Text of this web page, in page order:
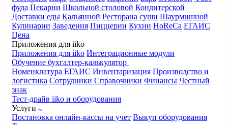
фуда Пекарни Школьной столовой Кондитерской
Доставки еды Кальянной Ресторана суши Шаурмишной
Кулинарии Заведения Пиццерии Кухни HoReCa ЕГАИС
Цена
Приложения для iiko
Приложения для iiko Интеграционные модули
Обучение бухгалтер-калькулятор
Номенклатура ЕГАИС Инвентаризация Производство и
логистика Сотрудники Справочники Финансы Честный
знак
Тест-драйв iiko и оборудования
Услуги
Постановка онлайн-кассы на учет Выкуп оборудования